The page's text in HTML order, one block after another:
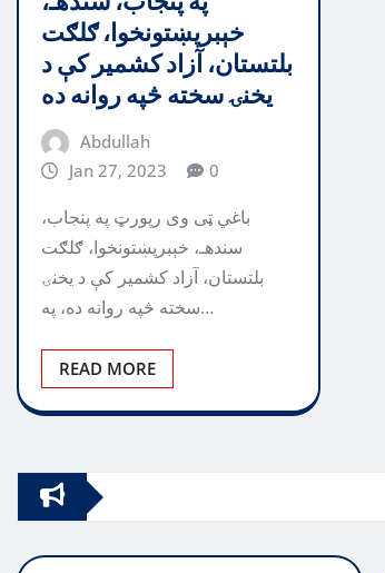
خېبرپښتونخوا، ګلګت
بلتستان، آزاد کشمیر کې د
یخنۍ سخته څپه روانه ده
Abdullah
Jan 27, 2023
0
باغي ټی وی رپورټ په پنجاب،
سندهـ، خېبرپښتونخوا، ګلګت
بلتستان، آزاد کشمیر کې د یخنۍ
سخته څپه روانه ده، په…
READ MORE